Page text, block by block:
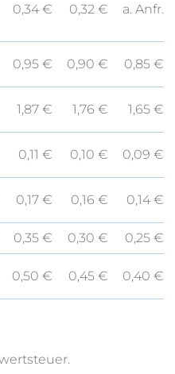
0,34 € 0,32 € a. Anfr.
0,95 € 0,90 € 0,85 €
1,87 € 1,76 € 1,65 €
0,11 € 0,10 € 0,09 €
0,17 € 0,16 € 0,14 €
0,35 € 0,30 € 0,25 €
0,50 € 0,45 € 0,40 €